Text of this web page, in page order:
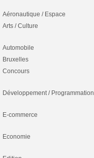
Aéronautique / Espace
Arts / Culture
Automobile
Bruxelles
Concours
Développement / Programmation
E-commerce
Economie